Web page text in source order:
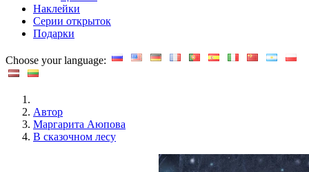
Наклейки
Серии открыток
Подарки
Choose your language:
Автор
Маргарита Аюпова
В сказочном лесу